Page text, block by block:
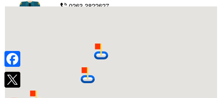
0263 3822627
203 Hai Ba Trung Street, Ward 6, Da Lat
Facebook